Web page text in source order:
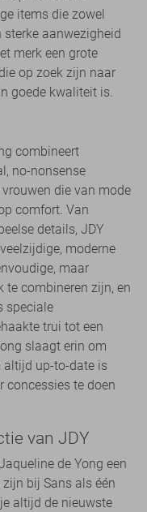
items die zowel
aanwezigheid
merk een grote
op zoek zijn naar
goede kwaliteit is.
combineert
no-nonsense
die van mode
comfort. Van
details, JDY
moderne
maar
te combineren zijn, en
speciale
trui tot een
slaagt erin om
altijd up-to-date is
concessies te doen
van JDY
de Yong een
bij Sans als één
altijd de nieuwste